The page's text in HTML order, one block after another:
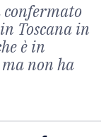
confermato
Toscana in
è in
non ha